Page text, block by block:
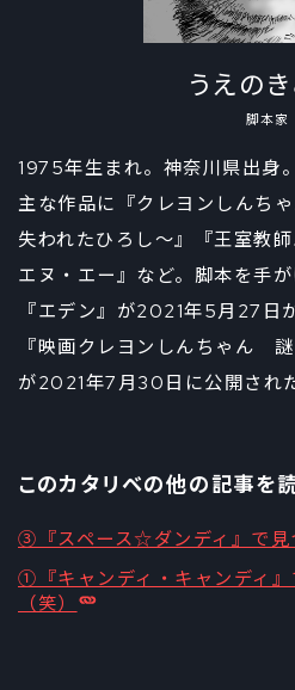
うえの
脚本家
1975年生まれ。神奈川県出身
主な作品に『クレヨンしんち
失われたひろし～』『王室教
エヌ・エー』など。脚本を手
『エデン』が2021年5月27日
『映画クレヨンしんちゃん
が2021年7月30日に公開され
このカタリベの他の記事を
③『スペース☆ダンディ』で見
①『キャンディ・キャンディ
（笑）